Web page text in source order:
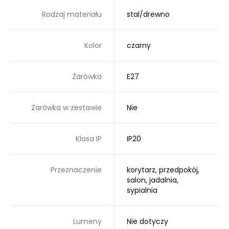
Rodzaj materiału stal/drewno
Kolor czarny
Żarówka E27
Żarówka w zestawie Nie
Klasa IP IP20
Przeznaczenie
korytarz, przedpokój,
salon, jadalnia,
sypialnia
Lumeny Nie dotyczy